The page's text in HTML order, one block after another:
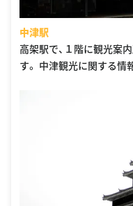
中津駅
高架駅で、１階に観光案
す。 中津観光に関する情